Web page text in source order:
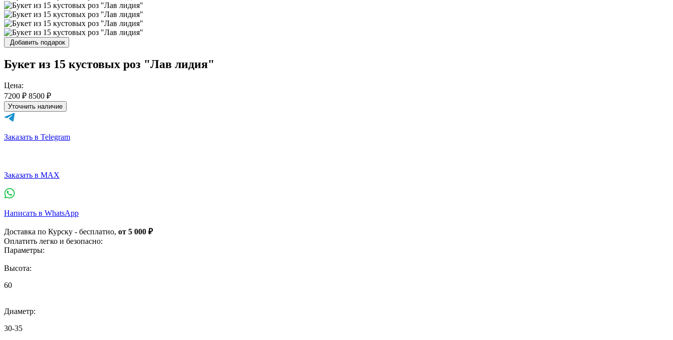
Добавить подарок
Букет из 15 кустовых роз "Лав лидия"
Цена:
7200 ₽ 8500 ₽
Уточнить наличие
Заказать в Telegram
Заказать в MAX
Написать в WhatsApp
Доставка по Курску - бесплатно, от 5 000 ₽
Оплатить легко и безопасно:
Параметры:
Высота:
60
Диаметр:
30-35